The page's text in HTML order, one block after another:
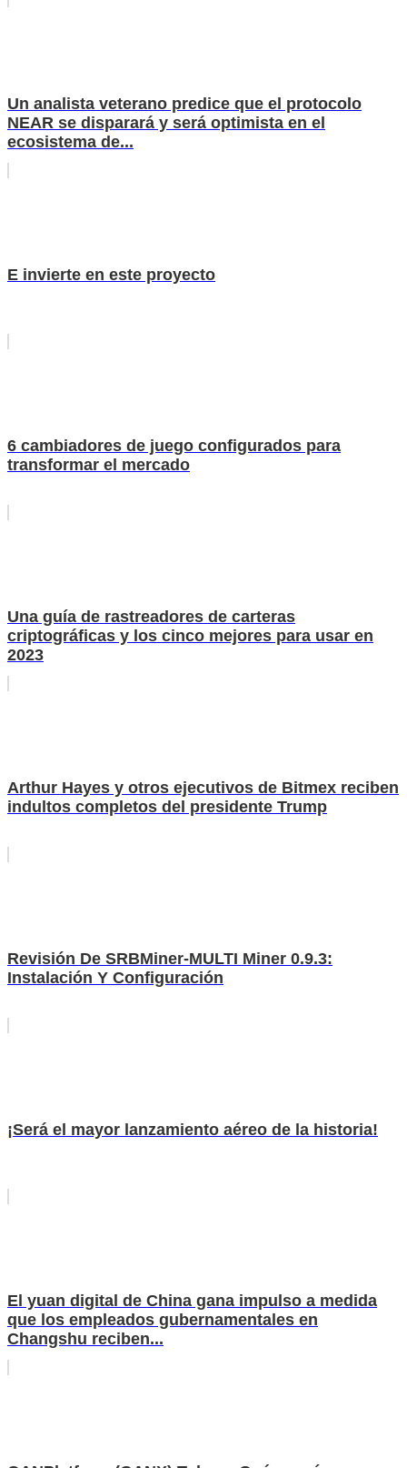
Un analista veterano predice que el protocolo
NEAR se disparará y será optimista en el
ecosistema de...
E invierte en este proyecto
6 cambiadores de juego configurados para
transformar el mercado
Una guía de rastreadores de carteras
criptográficas y los cinco mejores para usar en
2023
Arthur Hayes y otros ejecutivos de Bitmex reciben
indultos completos del presidente Trump
Revisión De SRBMiner-MULTI Miner 0.9.3:
Instalación Y Configuración
¡Será el mayor lanzamiento aéreo de la historia!
El yuan digital de China gana impulso a medida
que los empleados gubernamentales en
Changshu reciben...